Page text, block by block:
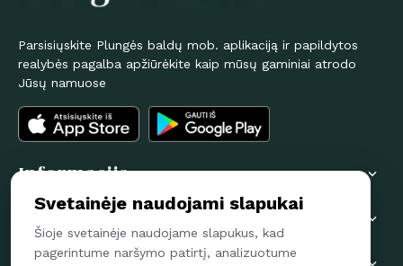
Parsisiųskite Plungės baldų mob. aplikaciją ir papildytos
realybės pagalba apžiūrėkite kaip mūsų gaminiai atrodo
Jūsų namuose
Informacija 
Pirkėjams 
Svetainėje naudojami slapukai
Šioje svetainėje naudojame slapukus, kad
pagerintume naršymo patirtį, analizuotume